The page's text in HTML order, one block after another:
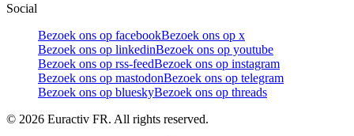
Social
Bezoek ons op facebookBezoek ons op x
Bezoek ons op linkedinBezoek ons op youtube
Bezoek ons op rss-feedBezoek ons op instagram
Bezoek ons op mastodonBezoek ons op telegram
Bezoek ons op blueskyBezoek ons op threads
© 2026 Euractiv FR. All rights reserved.